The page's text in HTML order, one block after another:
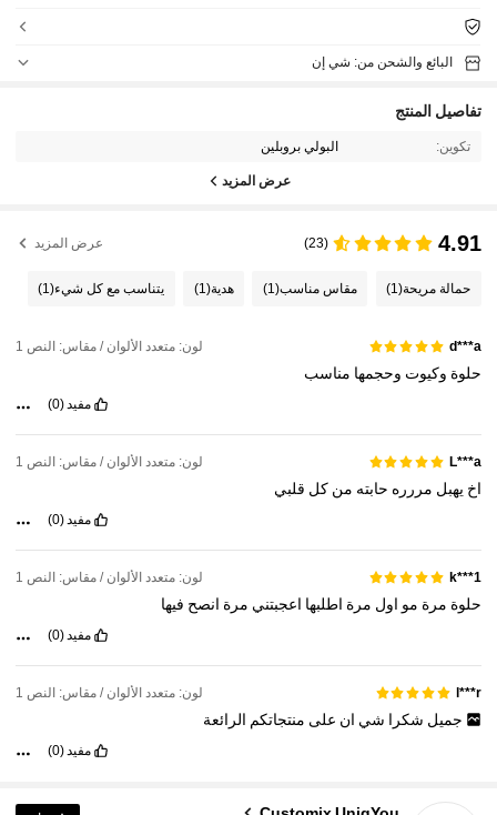
البائع والشحن من: شي إن
تفاصيل المنتج
تكوين: البولي بروبلين
عرض المزيد
4.91
(23) عرض المزيد
حمالة مريحة(1) مقاس مناسب(1) هدية(1) يتناسب مع كل شيء(1)
d***a لون: متعدد الألوان / مقاس: النص 1
حلوة وكيوت وحجمها مناسب
مفيد (0)
L***a لون: متعدد الألوان / مقاس: النص 1
اخ يهبل مررره حابته منكل قلبي
مفيد(0)
k***1 لون: متعدد الألوان / مقاس: النص 1
حلوة مرة مو اول مرة اطلبها اعجبتني مرة انصح فيها
مفيد(0)
l***r لون: متعدد الألوان / مقاس: النص 1
جميل شكرا شي ان على منتجاتكم الرائعة
مفيد(0)